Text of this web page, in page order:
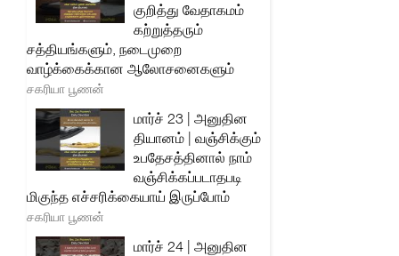
குறித்து வேதாகமம்
கற்றுத்தரும்
சத்தியங்களும், நடைமுறை
வாழ்க்கைக்கான ஆலோசனைகளும்
சகரியா பூணன்
மார்ச் 23 | அனுதின
தியானம் | வஞ்சிக்கும்
உபதேசத்தினால் நாம்
வஞ்சிக்கப்படாதபடி
மிகுந்த எச்சரிக்கையாய் இருப்போம்
சகரியா பூணன்
மார்ச் 24 | அனுதின